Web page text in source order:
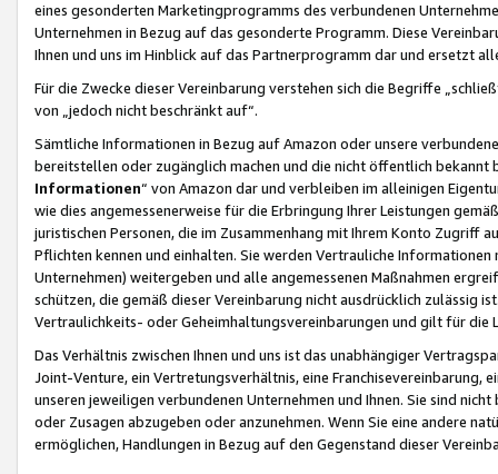
eines gesonderten Marketingprogramms des verbundenen
Unternehmen in Bezug auf das gesonderte Programm. Diese
Ihnen und uns im Hinblick auf das Partnerprogramm dar und ersetzt
Für die Zwecke dieser Vereinbarung verstehen sich die Begriffe
von „jedoch nicht beschränkt auf“.
Sämtliche Informationen in Bezug auf Amazon oder unsere
bereitstellen oder zugänglich machen und die nicht öffentlich
Informationen“ von Amazon dar und verbleiben im alleinigen
wie dies angemessenerweise für die Erbringung Ihrer Leistungen
juristischen Personen, die im Zusammenhang mit Ihrem Konto
Pflichten kennen und einhalten. Sie werden Vertrauliche
Unternehmen) weitergeben und alle angemessenen Maßnahmen
schützen, die gemäß dieser Vereinbarung nicht ausdrücklich zulässig
Vertraulichkeits- oder Geheimhaltungsvereinbarungen und gilt für die
Das Verhältnis zwischen Ihnen und uns ist das unabhängiger
Joint-Venture, ein Vertretungsverhältnis, eine Franchisevereinbarung,
unseren jeweiligen verbundenen Unternehmen und Ihnen. Sie sind
oder Zusagen abzugeben oder anzunehmen. Wenn Sie eine andere
ermöglichen, Handlungen in Bezug auf den Gegenstand dieser